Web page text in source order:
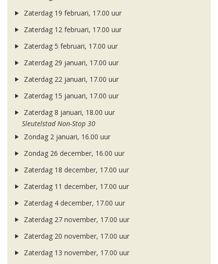
Zaterdag 19 februari, 17.00 uur
Zaterdag 12 februari, 17.00 uur
Zaterdag 5 februari, 17.00 uur
Zaterdag 29 januari, 17.00 uur
Zaterdag 22 januari, 17.00 uur
Zaterdag 15 januari, 17.00 uur
Zaterdag 8 januari, 18.00 uur
Sleutelstad Non-Stop 30
Zondag 2 januari, 16.00 uur
Zondag 26 december, 16.00 uur
Zaterdag 18 december, 17.00 uur
Zaterdag 11 december, 17.00 uur
Zaterdag 4 december, 17.00 uur
Zaterdag 27 november, 17.00 uur
Zaterdag 20 november, 17.00 uur
Zaterdag 13 november, 17.00 uur